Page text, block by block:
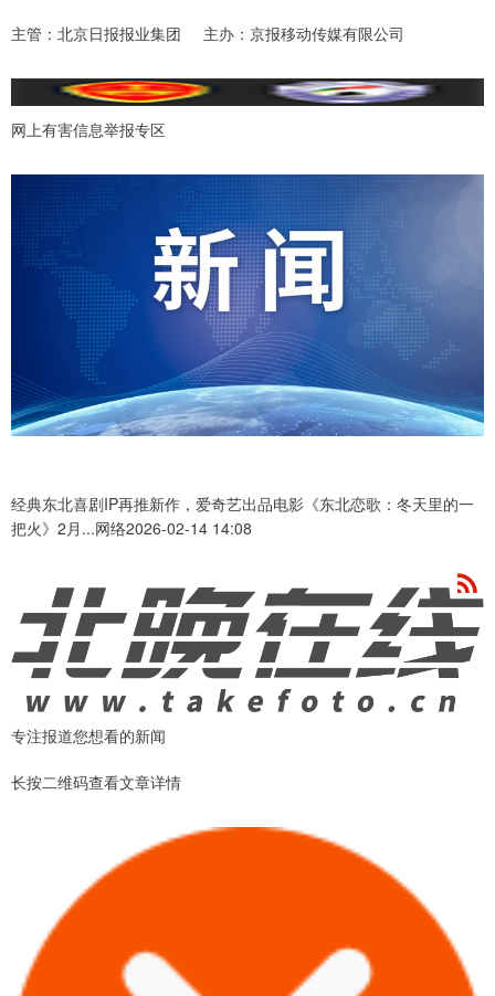
主管：北京日报报业集团 主办：京报移动传媒有限公司
网上有害信息举报专区
经典东北喜剧IP再推新作，爱奇艺出品电影《东北恋歌：冬天里的一
把火》2月...网络2026-02-14 14:08
专注报道您想看的新闻
长按二维码查看文章详情